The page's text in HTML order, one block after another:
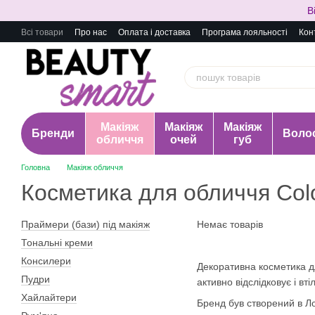
Всі товари Про нас Оплата і доставка Програма лояльності
Бренди
Макіяж
обличчя
Макіяж
очей
Макіяж
губ
Головна Макіяж обличчя
Косметика для обличчя
Декоративна косметика
активно відслідковує і
Бренд був створений в
Немає товарів
Праймери (бази) під макіяж
Тональні креми
Консилери
Пудри
Хайлайтери